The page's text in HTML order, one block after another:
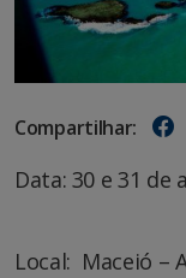
Compartilhar:
Data: 30 e 31 de
Local: Maceió –